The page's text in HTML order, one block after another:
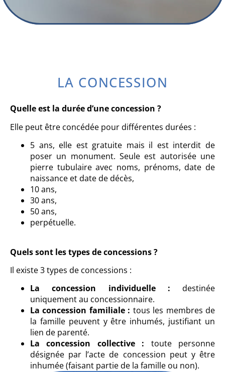
LA CONCESSION
Quelle est la durée d’une concession ?
Elle peut être concédée pour différentes durées :
5 ans, elle est gratuite mais il est interdit de
poser un monument. Seule est autorisée une
pierre tubulaire avec noms, prénoms, date de
naissance et date de décès,
10 ans,
30 ans,
50 ans,
perpétuelle.
Quels sont les types de concessions ?
Il existe 3 types de concessions :
La concession individuelle : destinée
uniquement au concessionnaire.
La concession familiale : tous les membres de
la famille peuvent y être inhumés, justifiant un
lien de parenté.
La concession collective : toute personne
désignée par l’acte de concession peut y être
inhumée (faisant partie de la famille ou non).